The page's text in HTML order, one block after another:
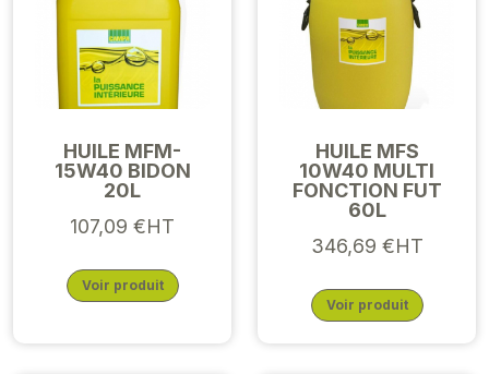
HUILE MFM-
15W40 BIDON
20L
107,09 €HT
Voir produit
HUILE MFS
10W40 MULTI
FONCTION FUT
60L
346,69 €HT
Voir produit